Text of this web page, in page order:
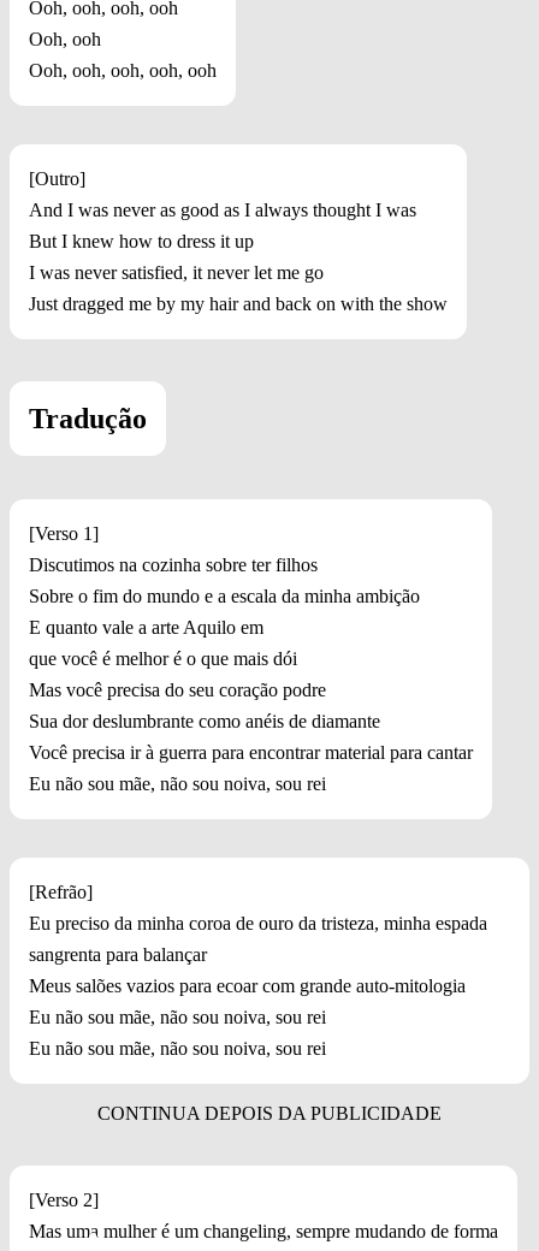
Ooh, ooh, ooh, ooh
Ooh, ooh
Ooh, ooh, ooh, ooh, ooh
[Outro]
And I was never as good as I always thought I was
But I knew how to dress it up
I was never satisfied, it never let me go
Just dragged me by my hair and back on with the show
Tradução
[Verso 1]
Discutimos na cozinha sobre ter filhos
Sobre o fim do mundo e a escala da minha ambição
E quanto vale a arte Aquilo em
que você é melhor é o que mais dói
Mas você precisa do seu coração podre
Sua dor deslumbrante como anéis de diamante
Você precisa ir à guerra para encontrar material para cantar
Eu não sou mãe, não sou noiva, sou rei
[Refrão]
Eu preciso da minha coroa de ouro da tristeza, minha espada
sangrenta para balançar
Meus salões vazios para ecoar com grande auto-mitologia
Eu não sou mãe, não sou noiva, sou rei
Eu não sou mãe, não sou noiva, sou rei
[Verso 2]
Mas uma mulher é um changeling, sempre mudando de forma